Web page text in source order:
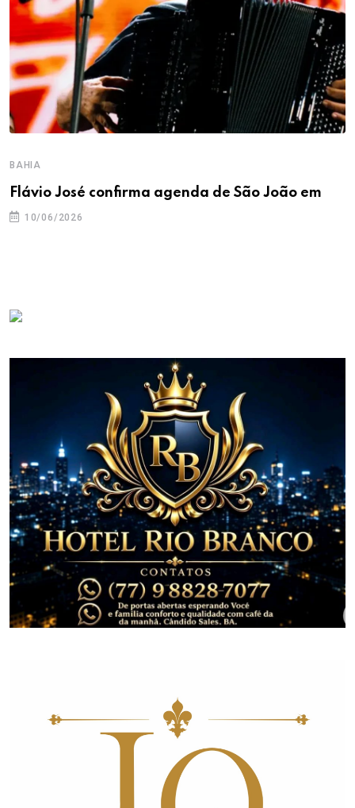
BAHIA
Flávio José confirma agenda de São João em
10/06/2026